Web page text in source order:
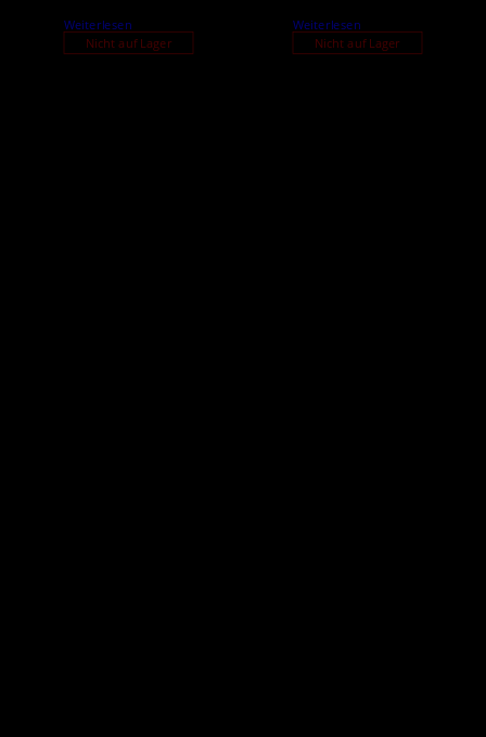
Weiterlesen
Nicht auf Lager
Weiterlesen
Nicht auf Lager